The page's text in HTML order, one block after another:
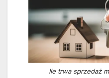
Ile trwa sprzedaż